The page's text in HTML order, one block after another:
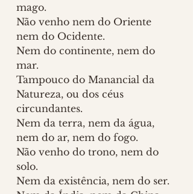
mago.
Não venho nem do Oriente
nem do Ocidente.
Nem do continente, nem do
mar.
Tampouco do Manancial da
Natureza, ou dos céus
circundantes.
Nem da terra, nem da água,
nem do ar, nem do fogo.
Não venho do trono, nem do
solo.
Nem da existência, nem do ser.